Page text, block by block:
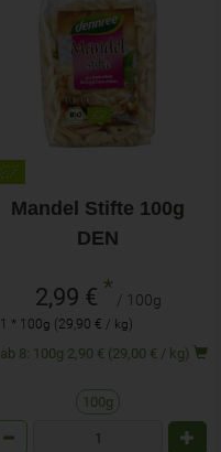
Mandel Stifte 100g
DEN
2,99 € * / 100g
1 * 100g (29,90 € / kg)
ab 8: 100g 2,90 € (29,00 € / kg)
100g